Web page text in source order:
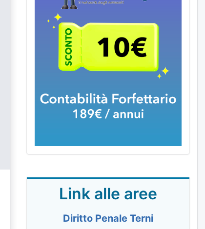
Link alle aree
Diritto Penale Terni